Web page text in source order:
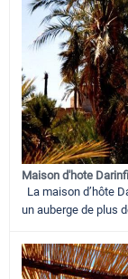
Maison d'hote
La maison d’hôte
un auberge de plus